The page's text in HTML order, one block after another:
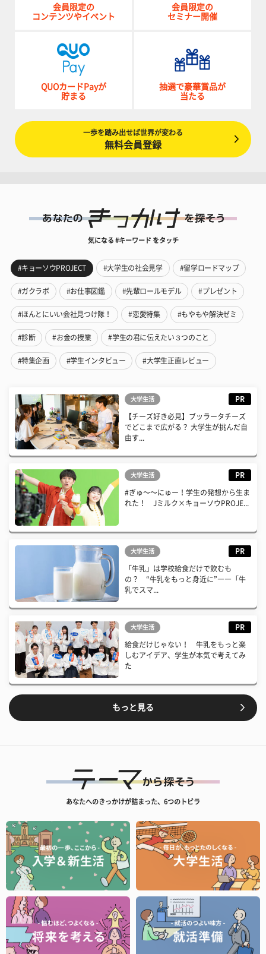
会員限定の
コンテンツやイベント
会員限定の
セミナー開催
QUOカードPayが
貯まる
抽選で豪華賞品が
当たる
一歩を踏み出せば世界が変わる
無料会員登録
気になる #キーワード をタッチ
#キョーソウPROJECT #大学生の社会見学 #留学ロードマップ
#ガクラボ #お仕事図鑑 #先輩ロールモデル #プレゼント
#ほんとにいい会社見つけ隊！ #恋愛特集 #もやもや解決ゼミ
#診断 #お金の授業 #学生の君に伝えたい３つのこと
#特集企画 #学生インタビュー #大学生正直レビュー
大学生活 PR
【チーズ好き必見】ブッラータチーズ
でどこまで広がる？ 大学生が挑んだ自
由す...
大学生活 PR
#ぎゅ〜〜にゅー！学生の発想から生ま
れた！ Jミルク×キョーソウPROJE...
大学生活 PR
「牛乳」は学校給食だけで飲むも
の？ “牛乳をもっと身近に”――「牛
乳でスマ...
大学生活 PR
給食だけじゃない！ 牛乳をもっと楽
しむアイデア、学生が本気で考えてみ
た
もっと見る
あなたへのきっかけが詰まった、6つのトビラ